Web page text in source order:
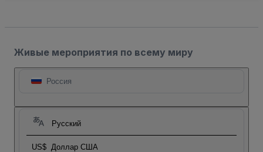
Живые мероприятия по всему миру
Россия
Русский
US$ Доллар США